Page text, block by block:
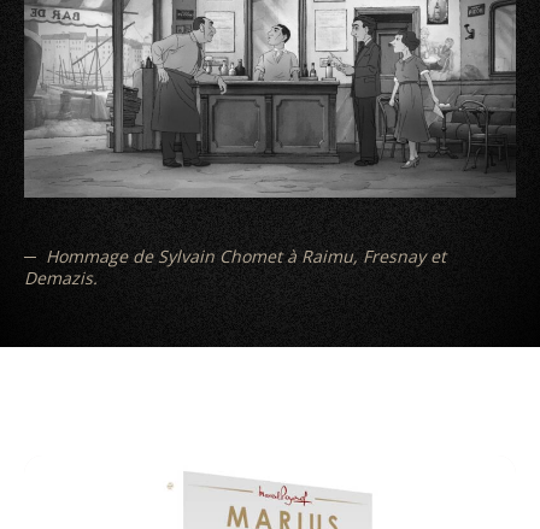
Hommage de Sylvain Chomet à Raimu, Fresnay et
Demazis.